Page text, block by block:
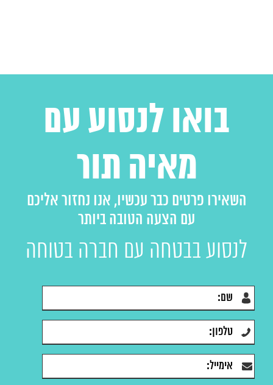
בואו לנסוע עם
מאיה תור
השאירו פרטים כבר עכשיו, אנו נחזור אליכם
עם הצעה הטובה ביותר
לנסוע בבטחה עם חברה בטוחה